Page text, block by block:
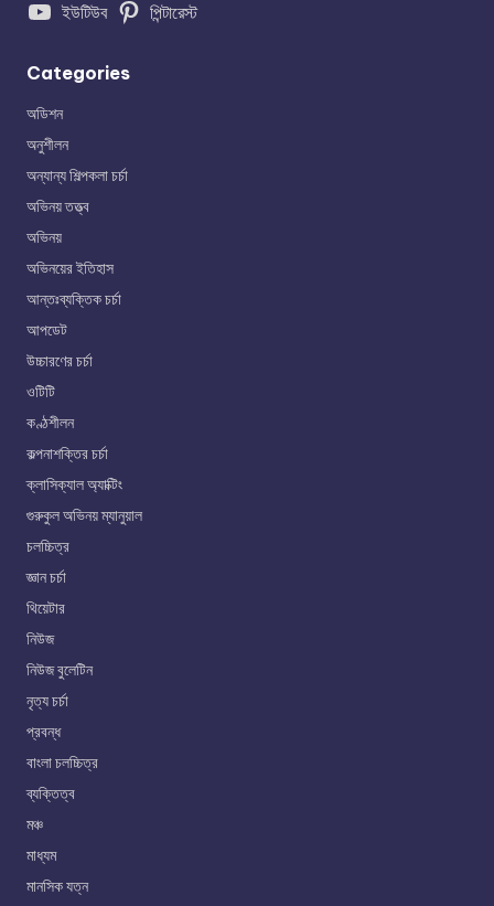
ইউটিউব
পিন্টারেস্ট
Categories
অডিশন
অনুশীলন
অন্যান্য শিল্পকলা চর্চা
অভিনয় তত্ত্ব
অভিনয়
অভিনয়ের ইতিহাস
আন্তঃব্যক্তিক চর্চা
আপডেট
উচ্চারণের চর্চা
ওটিটি
কণ্ঠশীলন
কল্পনাশক্তির চর্চা
ক্লাসিক্যাল অ্যাক্টিং
গুরুকুল অভিনয় ম্যানুয়াল
চলচ্চিত্র
জ্ঞান চর্চা
থিয়েটার
নিউজ
নিউজ বুলেটিন
নৃত্য চর্চা
প্রবন্ধ
বাংলা চলচ্চিত্র
ব্যক্তিত্ব
মঞ্চ
মাধ্যম
মানসিক যত্ন